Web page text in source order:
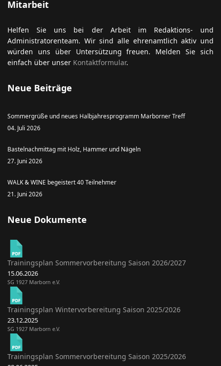
Mitarbeit
Helfen Sie uns bei der Arbeit im Redaktions- und
Administratorenteam. Wir sind alle ehrenamtlich aktiv und
würden uns über Untersützung freuen. Melden Sie sich
einfach über unser Kontaktformular.
Neue Beiträge
Sommergrüße und neues Halbjahresprogramm Marborner Treff
04. Juli 2026
Bastelnachmittag mit Holz, Hammer und Nägeln
27. Juni 2026
WALK & WINE begeistert 40 Teilnehmer
21. Juni 2026
Neue Dokumente
Trainingsplan Sommervorbereitung Saison 2026/2027
15.06.2026
SG 1927 Marborn e.V.
Trainingsplan Wintervorbereitung Saison 2025/2026
23.12.2025
SG 1927 Marborn e.V.
Trainingsplan Sommervorbereitung Saison 2025/2026